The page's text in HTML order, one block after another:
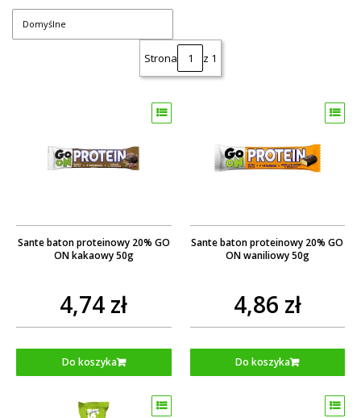
Domyślne
Strona z 1
Sante baton proteinowy 20% GO
ON kakaowy 50g
4,74 zł
Do koszyka
Sante baton proteinowy 20% GO
ON waniliowy 50g
4,86 zł
Do koszyka